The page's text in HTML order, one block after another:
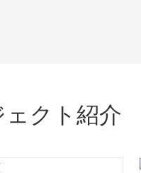
クト紹介